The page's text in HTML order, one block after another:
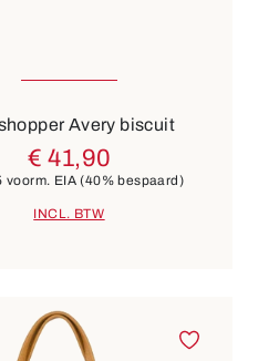
7 Kleuren
Avery biscuit
€ 41,90
voorm. EIA(40% bespaard)
INCL. BTW